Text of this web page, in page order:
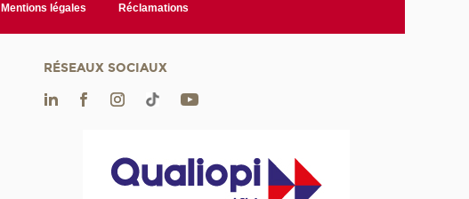
Mentions légales Réclamations
RÉSEAUX SOCIAUX